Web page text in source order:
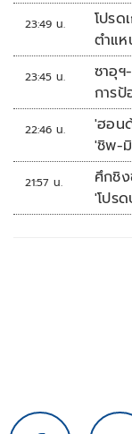
23:49 น.
โปร
ตำแห
'พลต
23:45 น.
ซาอุ
การ
22:46 น.
'ฮอน
'ชิพ-
ที่มัล
21:57 น.
ศึกชิ
'โปร